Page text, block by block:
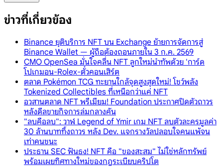
ข่าวที่เกี่ยวข้อง
Binance ยุติบริการ NFT บน Exchange ย้ายการจัดการสู่
Binance Wallet — ผู้ถือต้องถอนภายใน 3 ก.ค. 2569
CMO OpenSea มั่นใจคลื่น NFT ลูกใหม่นำทัพด้วย 'การ์ด
โปเกมอน-Rolex-ตั๋วคอนเสิร์ต
ตลาด Pokémon TCG ทะยานใกล้จุดสูงสุดใหม่! โชว์พลัง
Tokenized Collectibles ที่เหนือกว่าแค่ NFT
อวสานตลาด NFT พรีเมียม! Foundation ประกาศปิดตัวถาวร
หลังดีลขายกิจการล่มกลางคัน
"ลบคือลบ": วาฬ Legend of Ymir เกม NFT ลบตัวละครมูลค่า
30 ล้านบาททิ้งถาวร หลัง Dev. แจกรางวัลปลอบใจคนแพ้จน
เท่าคนชนะ
ประธาน SEC ฟันธง! NFT คือ "ของสะสม" ไม่ใช่หลักทรัพย์
พร้อมเผยทิศทางใหม่ของกฎระเบียบคริปโต